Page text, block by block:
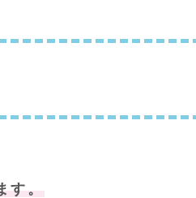
す。